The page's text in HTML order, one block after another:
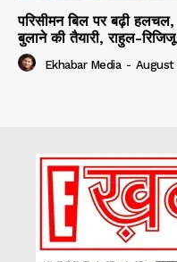
परिसीमन बिल पर बढ़ी
बुलाने की तैयारी, राहुल-रिजिजू
Ekhabar Media - August